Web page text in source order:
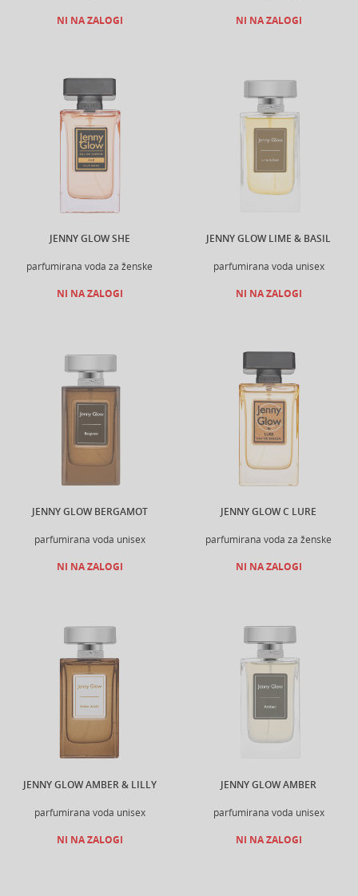
NI NA ZALOGI NI NA ZALOGI
JENNY GLOW SHE
parfumirana voda za ženske
NI NA ZALOGI
JENNY GLOW LIME & BASIL
parfumirana voda unisex
NI NA ZALOGI
JENNY GLOW BERGAMOT
parfumirana voda unisex
NI NA ZALOGI
JENNY GLOW C LURE
parfumirana voda za ženske
NI NA ZALOGI
JENNY GLOW AMBER & LILLY
parfumirana voda unisex
NI NA ZALOGI
JENNY GLOW AMBER
parfumirana voda unisex
NI NA ZALOGI